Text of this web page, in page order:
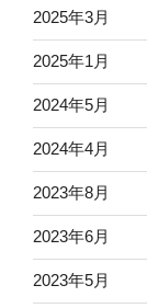
2025年3月
2025年1月
2024年5月
2024年4月
2023年8月
2023年6月
2023年5月